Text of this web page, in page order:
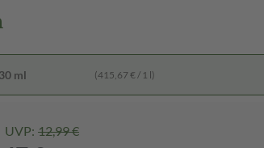
30 ml (415,67 € / 1 l)
UVP: 12,99 €